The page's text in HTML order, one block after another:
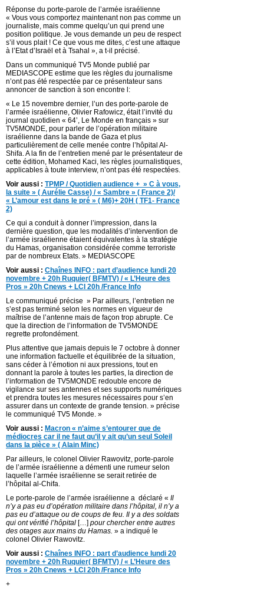
Réponse du porte-parole de l’armée israélienne
« Vous vous comportez maintenant non pas comme un
journaliste, mais comme quelqu’un qui prend une
position politique. Je vous demande un peu de respect
s’il vous plait ! Ce que vous me dites, c’est une attaque
à l’Etat d’Israël et à Tsahal », a t-il précisé.
Dans un communiqué TV5 Monde publié par
MEDIASCOPE estime que les règles du journalisme
n’ont pas été respectée par ce présentateur sans
annoncer de sanction à son encontre l:
« Le 15 novembre dernier, l’un des porte-parole de
l’armée israélienne, Olivier Rafowicz, était l’invité du
journal quotidien « 64’, Le Monde en français » sur
TV5MONDE, pour parler de l’opération militaire
israélienne dans la bande de Gaza et plus
particulièrement de celle menée contre l’hôpital Al-
Shifa. A la fin de l’entretien mené par le présentateur de
cette édition, Mohamed Kaci, les règles journalistiques,
applicables à toute interview, n’ont pas été respectées.
Voir aussi : TPMP / Quotidien audience + » C à vous,
la suite » ( Aurélie Casse) / « Sambre » ( France 2)/
« L’amour est dans le pré » ( M6)+ 20H ( TF1- France
2)
Ce qui a conduit à donner l’impression, dans la
dernière question, que les modalités d’intervention de
l’armée israélienne étaient équivalentes à la stratégie
du Hamas, organisation considérée comme terroriste
par de nombreux Etats. » MEDIASCOPE
Voir aussi : Chaînes INFO : part d’audience lundi 20
novembre + 20h Ruquier( BFMTV) / « L’Heure des
Pros » 20h Cnews + LCI 20h /France Info
Le communiqué précise » Par ailleurs, l’entretien ne
s’est pas terminé selon les normes en vigueur de
maîtrise de l’antenne mais de façon trop abrupte. Ce
que la direction de l’information de TV5MONDE
regrette profondément.
Plus attentive que jamais depuis le 7 octobre à donner
une information factuelle et équilibrée de la situation,
sans céder à l’émotion ni aux pressions, tout en
donnant la parole à toutes les parties, la direction de
l’information de TV5MONDE redouble encore de
vigilance sur ses antennes et ses supports numériques
et prendra toutes les mesures nécessaires pour s’en
assurer dans un contexte de grande tension. » précise
le communiqué TV5 Monde. »
Voir aussi : Macron « n’aime s’entourer que de
médiocres car il ne faut qu’il y ait qu’un seul Soleil
dans la pièce » ( Alain Minc)
Par ailleurs, le colonel Olivier Rawovitz, porte-parole
de l’armée israélienne a démenti une rumeur selon
laquelle l’armée israélienne se serait retirée de
l’hôpital al-Chifa.
Le porte-parole de l’armée israélienne a déclaré « Il
n’y a pas eu d’opération militaire dans l’hôpital, il n’y a
pas eu d’attaque ou de coups de feu. Il y a des soldats
qui ont vérifié l’hôpital […] pour chercher entre autres
des otages aux mains du Hamas. » a indiqué le
colonel Olivier Rawovitz.
Voir aussi : Chaînes INFO : part d’audience lundi 20
novembre + 20h Ruquier( BFMTV) / « L’Heure des
Pros » 20h Cnews + LCI 20h /France Info
+